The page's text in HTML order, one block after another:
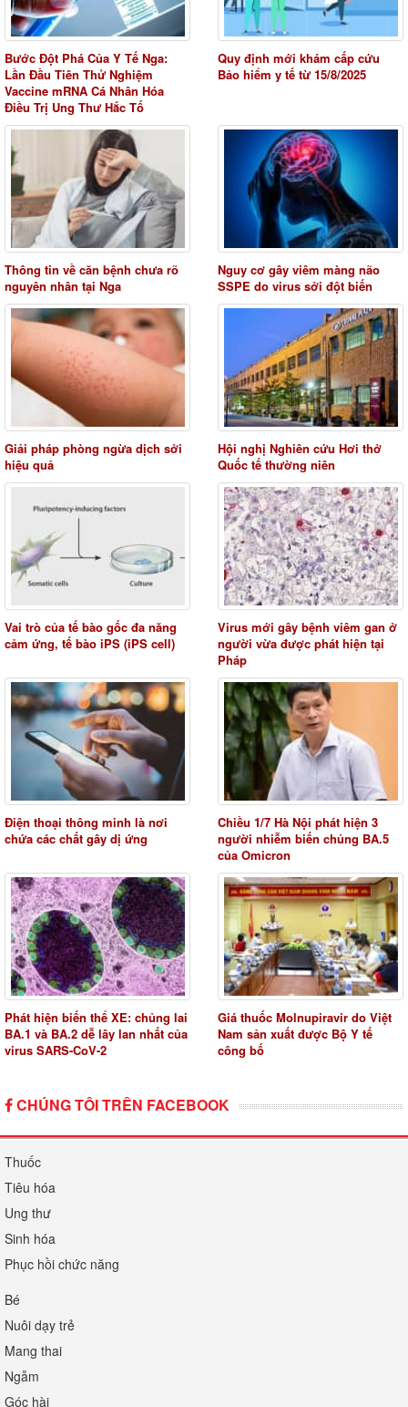
Bước Đột Phá Của Y Tế Nga:
Lần Đầu Tiên Thử Nghiệm
Vaccine mRNA Cá Nhân Hóa
Điều Trị Ung Thư Hắc Tố
Quy định mới khám cấp cứu
Bảo hiểm y tế từ 15/8/2025
Thông tin về căn bệnh chưa rõ
nguyên nhân tại Nga
Nguy cơ gây viêm màng não
SSPE do virus sởi đột biến
Giải pháp phòng ngừa dịch sởi
hiệu quả
Hội nghị Nghiên cứu Hơi thở
Quốc tế thường niên
Vai trò của tế bào gốc đa năng
cảm ứng, tế bào iPS (iPS cell)
Virus mới gây bệnh viêm gan ở
người vừa được phát hiện tại
Pháp
Điện thoại thông minh là nơi
chứa các chất gây dị ứng
Chiều 1/7 Hà Nội phát hiện 3
người nhiễm biến chủng BA.5
của Omicron
Phát hiện biến thể XE: chủng lai
BA.1 và BA.2 dễ lây lan nhất của
virus SARS-CoV-2
Giá thuốc Molnupiravir do Việt
Nam sản xuất được Bộ Y tế
công bố
CHÚNG TÔI TRÊN FACEBOOK
Thuốc
Tiêu hóa
Ung thư
Sinh hóa
Phục hồi chức năng
Bé
Nuôi dạy trẻ
Mang thai
Ngẫm
Góc hài